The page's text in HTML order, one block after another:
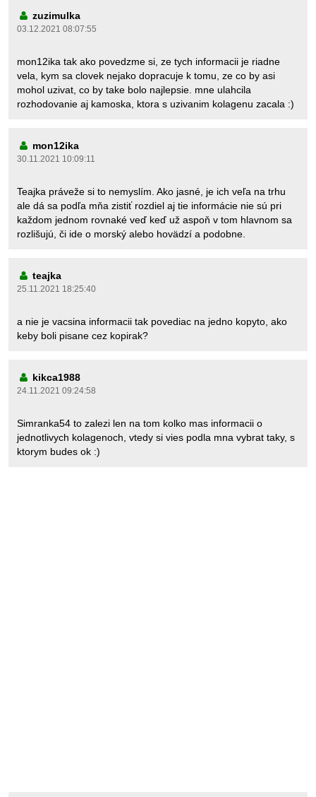
zuzimulka
03.12.2021 08:07:55
mon12ika tak ako povedzme si, ze tych informacii je riadne
vela, kym sa clovek nejako dopracuje k tomu, ze co by asi
mohol uzivat, co by take bolo najlepsie. mne ulahcila
rozhodovanie aj kamoska, ktora s uzivanim kolagenu zacala :)
mon12ika
30.11.2021 10:09:11
Teajka práveže si to nemyslím. Ako jasné, je ich veľa na trhu
ale dá sa podľa mňa zistiť rozdiel aj tie informácie nie sú pri
každom jednom rovnaké veď keď už aspoň v tom hlavnom sa
rozlišujú, či ide o morský alebo hovädzí a podobne.
teajka
25.11.2021 18:25:40
a nie je vacsina informacii tak povediac na jedno kopyto, ako
keby boli pisane cez kopirak?
kikca1988
24.11.2021 09:24:58
Simranka54 to zalezi len na tom kolko mas informacii o
jednotlivych kolagenoch, vtedy si vies podla mna vybrat taky, s
ktorym budes ok :)